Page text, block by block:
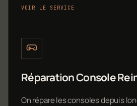
VOIR LE SERVICE
Réparation Console
On répare les consoles depuis